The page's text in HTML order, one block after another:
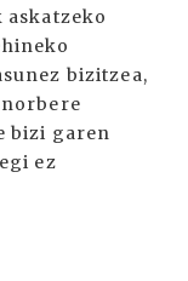
bizitzea,
norbere
bizi garen
ez